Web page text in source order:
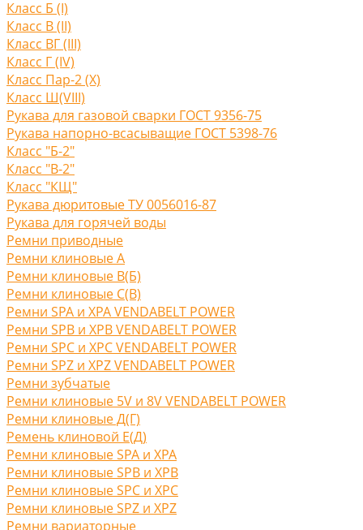
Класс Б (I)
Класс В (II)
Класс ВГ (III)
Класс Г (IV)
Класс Пар-2 (X)
Класс Ш(VIII)
Рукава для газовой сварки ГОСТ 9356-75
Рукава напорно-всасыващие ГОСТ 5398-76
Класс "Б-2"
Класс "В-2"
Класс "КЩ"
Рукава дюритовые ТУ 0056016-87
Рукава для горячей воды
Ремни приводные
Ремни клиновые A
Ремни клиновые В(Б)
Ремни клиновые С(B)
Ремни SPA и XPA VENDABELT POWER
Ремни SPB и XPB VENDABELT POWER
Ремни SPC и XPC VENDABELT POWER
Ремни SPZ и XPZ VENDABELT POWER
Ремни зубчатые
Ремни клиновые 5V и 8V VENDABELT POWER
Ремни клиновые Д(Г)
Ремень клиновой Е(Д)
Ремни клиновые SPA и XPA
Ремни клиновые SPB и XPB
Ремни клиновые SPC и XPC
Ремни клиновые SPZ и XPZ
Ремни вариаторные